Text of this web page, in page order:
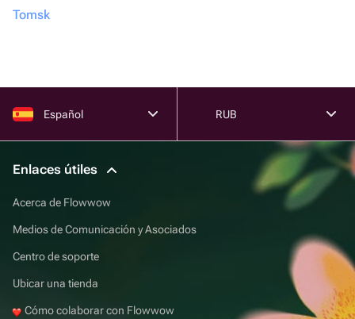
Tomsk
Español RUB
Enlaces útiles
Acerca de Flowwow
Medios de Comunicación y Asociados
Centro de soporte
Ubicar una tienda
Cómo colaborar con Flowwow